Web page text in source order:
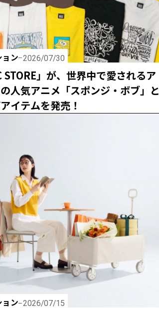
ョン 2026/07/30
STORE」が、世界中で愛されるア
人気アニメ「スポンジ・ボブ」と
イテムを発売！
ョン 2026/07/15